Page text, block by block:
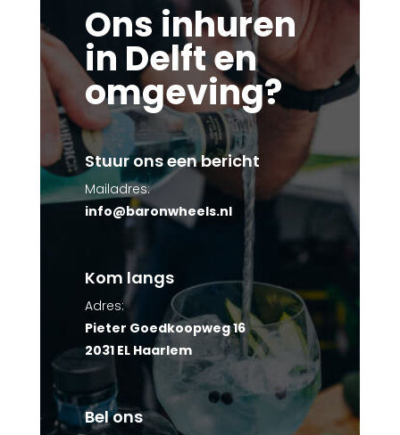
Ons inhuren
in Delft en
omgeving?
Stuur ons een bericht
Mailadres:
info@baronwheels.nl
Kom langs
Adres:
Pieter Goedkoopweg 16
2031 EL Haarlem
Bel ons